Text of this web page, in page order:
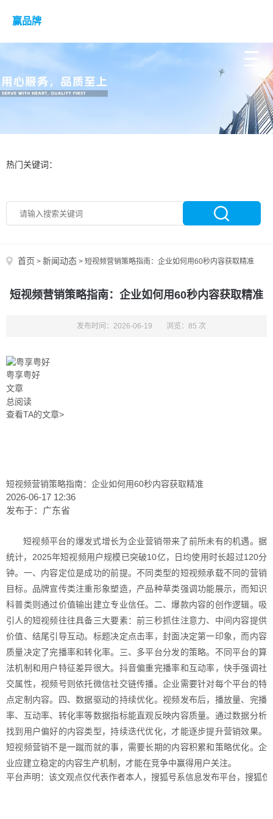
赢品牌
热门关键词：
首页 > 新闻动态 > 短视频营销策略指南：企业如何用60秒内容获取精准
短视频营销策略指南：企业如何用60秒内容获取精准
发布时间：2026-06-19 浏览：85 次
粤享粤好
文章
总阅读
查看TA的文章>
短视频营销策略指南：企业如何用60秒内容获取精准
2026-06-17 12:36
发布于： 广东省
短视频平台的爆发式增长为企业营销带来了前所未有的机遇。据
统计，2025年短视频用户规模已突破10亿，日均使用时长超过120分
钟。一、内容定位是成功的前提。不同类型的短视频承载不同的营销
目标。品牌宣传类注重形象塑造，产品种草类强调功能展示，而知识
科普类则通过价值输出建立专业信任。二、爆款内容的创作逻辑。吸
引人的短视频往往具备三大要素：前三秒抓住注意力、中间内容提供
价值、结尾引导互动。标题决定点击率，封面决定第一印象，而内容
质量决定了完播率和转化率。三、多平台分发的策略。不同平台的算
法机制和用户特征差异很大。抖音偏重完播率和互动率，快手强调社
交属性，视频号则依托微信社交链传播。企业需要针对每个平台的特
点定制内容。四、数据驱动的持续优化。视频发布后，播放量、完播
率、互动率、转化率等数据指标能直观反映内容质量。通过数据分析
找到用户偏好的内容类型，持续迭代优化，才能逐步提升营销效果。
短视频营销不是一蹴而就的事，需要长期的内容积累和策略优化。企
业应建立稳定的内容生产机制，才能在竞争中赢得用户关注。
平台声明：该文观点仅代表作者本人，搜狐号系信息发布平台，搜狐